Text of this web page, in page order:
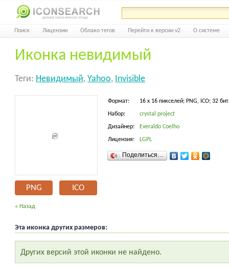
Поиск Лицензии Облако тегов Перейти к версии v2 О системе
Иконка невидимый
Теги: Невидимый, Yahoo, Invisible
PNG ICO
Формат: 16 x 16 пикселей; PNG, ICO; 32
Набор: crystal project
Дизайнер: Everaldo Coelho
Лицензия: LGPL
Поделиться…
« Назад
Эта иконка других размеров:
Других версий этой иконки не найдено.